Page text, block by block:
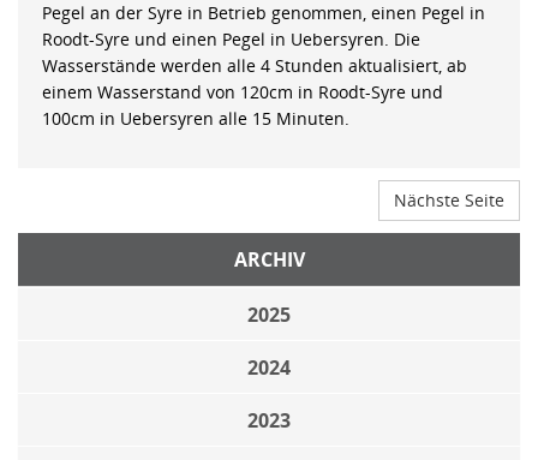
Pegel an der Syre in Betrieb genommen, einen Pegel in
Roodt-Syre und einen Pegel in Uebersyren. Die
Wasserstände werden alle 4 Stunden aktualisiert, ab
einem Wasserstand von 120cm in Roodt-Syre und
100cm in Uebersyren alle 15 Minuten.
Nächste Seite
ARCHIV
2025
2024
2023